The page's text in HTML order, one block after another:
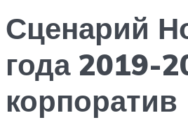
Сценарий
года 2019-
корпоратив